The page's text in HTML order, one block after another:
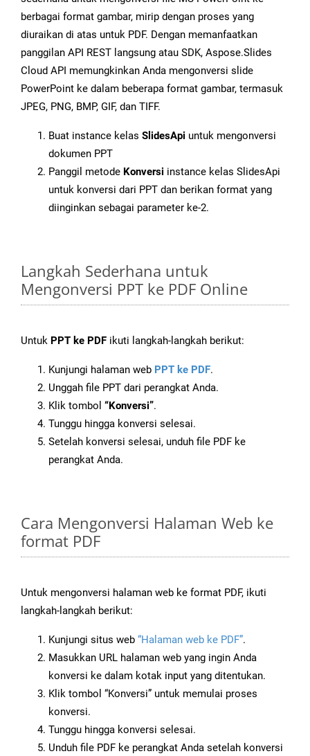
berbagai format gambar, mirip dengan proses yang
diuraikan di atas untuk PDF. Dengan memanfaatkan
panggilan API REST langsung atau SDK, Aspose.Slides
Cloud API memungkinkan Anda mengonversi slide
PowerPoint ke dalam beberapa format gambar, termasuk
JPEG, PNG, BMP, GIF, dan TIFF.
Buat instance kelas SlidesApi untuk mengonversi
dokumen PPT
Panggil metode Konversi instance kelas SlidesApi
untuk konversi dari PPT dan berikan format yang
diinginkan sebagai parameter ke-2.
Langkah Sederhana untuk
Mengonversi PPT ke PDF Online
Untuk PPT ke PDF ikuti langkah-langkah berikut:
Kunjungi halaman web PPT ke PDF.
Unggah file PPT dari perangkat Anda.
Klik tombol “Konversi”.
Tunggu hingga konversi selesai.
Setelah konversi selesai, unduh file PDF ke
perangkat Anda.
Cara Mengonversi Halaman Web ke
format PDF
Untuk mengonversi halaman web ke format PDF, ikuti
langkah-langkah berikut:
Kunjungi situs web “Halaman web ke PDF”.
Masukkan URL halaman web yang ingin Anda
konversi ke dalam kotak input yang ditentukan.
Klik tombol “Konversi” untuk memulai proses
konversi.
Tunggu hingga konversi selesai.
Unduh file PDF ke perangkat Anda setelah konversi